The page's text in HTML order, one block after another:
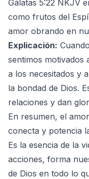
Gálatas 5:22 NKJV
como frutos del
amor obrando en
Explicación:
sentimos
a los necesitados y
la bondad de Dios.
relaciones y dan
En resumen, el
conecta y potencia
Es la esencia de la
acciones, forma
de Dios en todo lo